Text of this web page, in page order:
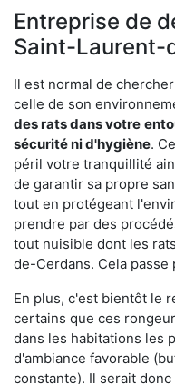
Entreprise de
Saint-Laurent-
Il est normal de
celle de son
des rats dans votre
sécurité ni d'hygiène.
péril votre tranquillité
de garantir sa propre
tout en protégeant
prendre par des
tout nuisible dont les
de-Cerdans. Cela
En plus, c'est bientôt le
certains que ces
dans les habitations les
d'ambiance favorable
constante). Il serait